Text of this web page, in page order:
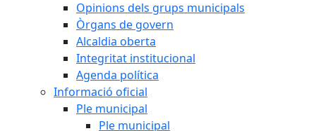
Opinions dels grups municipals
Òrgans de govern
Alcaldia oberta
Integritat institucional
Agenda política
Informació oficial
Ple municipal
Ple municipal